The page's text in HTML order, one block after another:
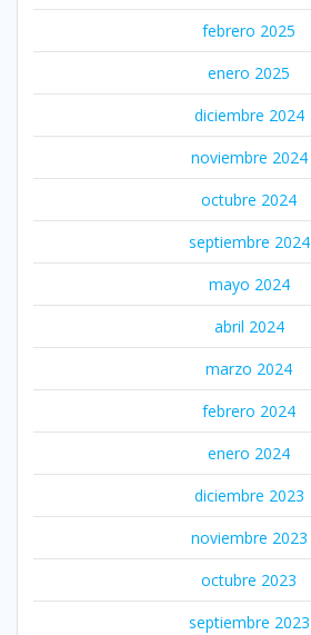
febrero 2025
enero 2025
diciembre 2024
noviembre 2024
octubre 2024
septiembre 2024
mayo 2024
abril 2024
marzo 2024
febrero 2024
enero 2024
diciembre 2023
noviembre 2023
octubre 2023
septiembre 2023